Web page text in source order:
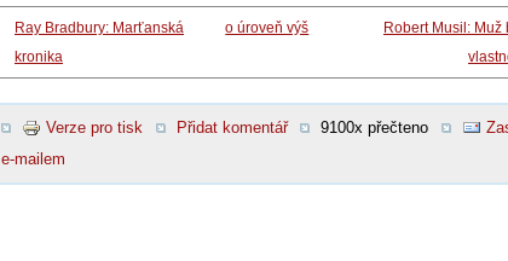
Ray Bradbury: Marťanská
kronika
o úroveň výš
Robert Musil: Muž
Verze pro tisk Přidat komentář 9100x přečteno
e-mailem